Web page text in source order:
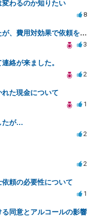
わるのか知りたい
8
警察には弁護士を勧められましたが、費用対効果で依頼をすることを躊躇しています。
3
絡が来ました。
2
た現金について
1
たが…
2
2
頼の必要性について
1
同意とアルコールの影響